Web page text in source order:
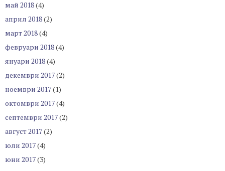
май 2018(4)
април 2018(2)
март 2018(4)
февруари 2018(4)
януари 2018(4)
декември 2017(2)
ноември 2017(1)
октомври 2017(4)
септември 2017(2)
август 2017(2)
юли 2017(4)
юни 2017(3)